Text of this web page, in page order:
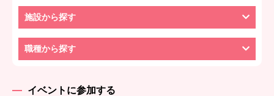
施設から探す
職種から探す
イベントに参加する